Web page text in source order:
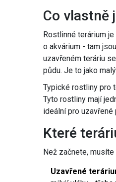
Co vlastně
Rostlinné terárium
o akvárium - tam
uzavřeném teráriu
půdu. Je to jako
Typické rostliny pro
Tyto rostliny mají
ideální pro uzavřené
Které
Než začnete,
Uzavřené